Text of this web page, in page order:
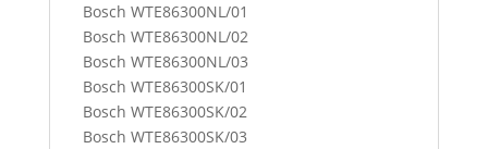
Bosch WTE86300NL/01
Bosch WTE86300NL/02
Bosch WTE86300NL/03
Bosch WTE86300SK/01
Bosch WTE86300SK/02
Bosch WTE86300SK/03